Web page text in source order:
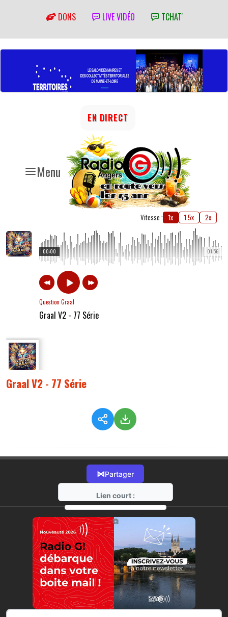
DONS LIVE VIDÉO TCHAT'
Menu
EN DIRECT
Vitesse : 1x 1.5x 2x
01:56
00:00
Question Graal
Graal V2 - 77 Série
Graal V2 - 77 Série
⋈Partager
Lien court :
https://radio-g.fr?12932
⧉